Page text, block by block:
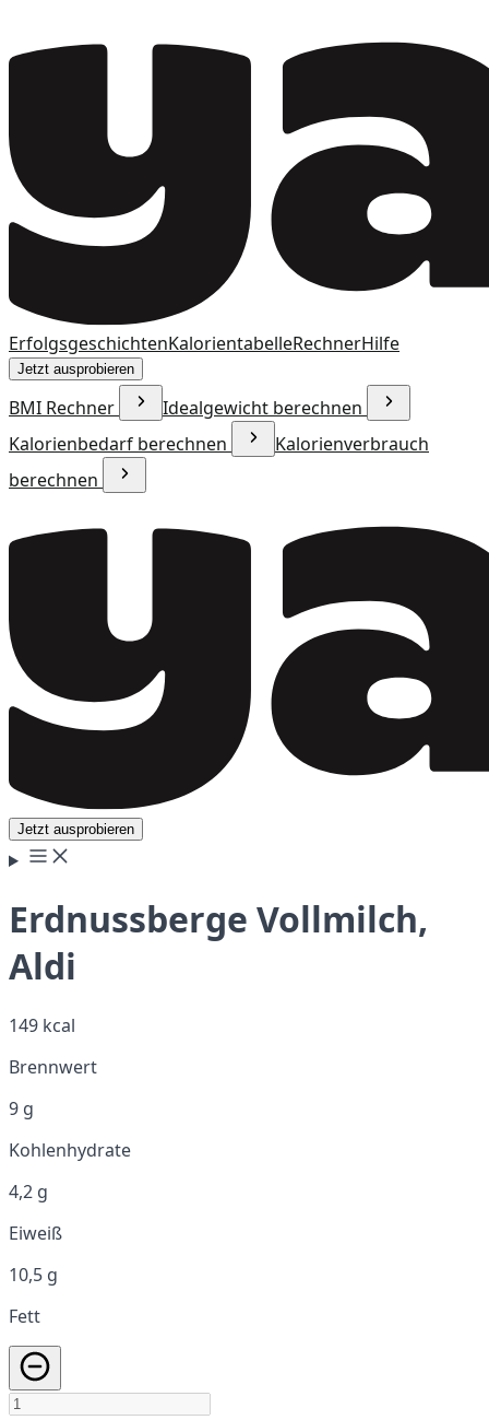
ErfolgsgeschichtenKalorientabelleRechnerHilfe
Jetzt ausprobieren
BMI Rechner
Idealgewicht berechnen
Kalorienbedarf berechnen
Kalorienverbrauch
berechnen
Jetzt ausprobieren
Erdnussberge Vollmilch,
Aldi
149 kcal
Brennwert
9 g
Kohlenhydrate
4,2 g
Eiweiß
10,5 g
Fett